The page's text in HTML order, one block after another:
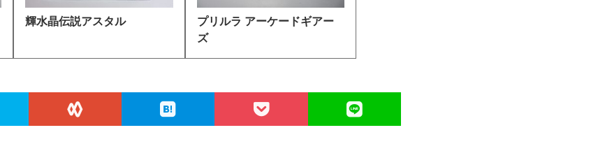
輝水晶伝説アスタル
プリルラ アーケードギアー
ズ